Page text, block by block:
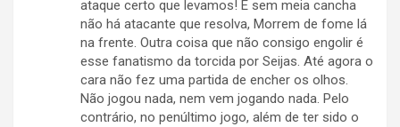
ataque certo que levamos! E sem meia cancha
não há atacante que resolva, Morrem de fome lá
na frente. Outra coisa que não consigo engolir é
esse fanatismo da torcida por Seijas. Até agora o
cara não fez uma partida de encher os olhos.
Não jogou nada, nem vem jogando nada. Pelo
contrário, no penúltimo jogo, além de ter sido o